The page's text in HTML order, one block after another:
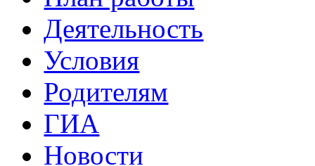
Деятельность
Условия
Родителям
ГИА
Новости